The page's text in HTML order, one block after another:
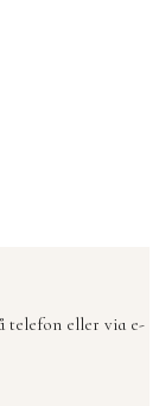
telefon eller via e-